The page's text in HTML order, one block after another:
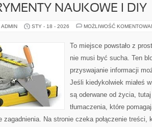
NAUKOWE I DIY
STY - 18 - 2026 MOŻLIWOŚĆ
To miejsce powstało z
nie musi być sucha. Ten
przyswajanie informacji
Jeśli kiedykolwiek miałeś
są oderwane od życia,
tłumaczenia, które
zagadnienia. Na stronie czeka połączenie treści,